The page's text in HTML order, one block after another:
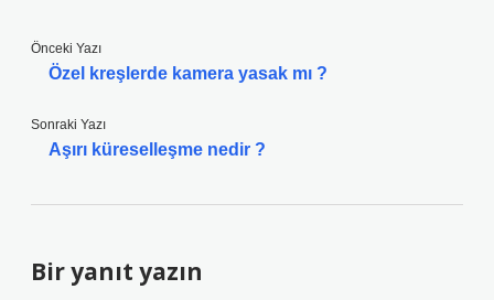
Önceki Yazı
Özel kreşlerde kamera yasak mı ?
Sonraki Yazı
Aşırı küreselleşme nedir ?
Bir yanıt yazın